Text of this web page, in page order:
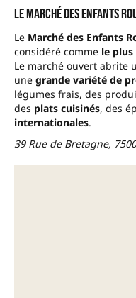
Le Marché des Enfants
Le Marché des Enfants
considéré comme le
Le marché ouvert abrite
une grande variété de
légumes frais, des
des plats cuisinés, des
internationales.
39 Rue de Bretagne,